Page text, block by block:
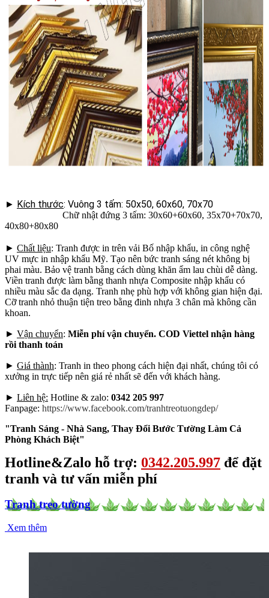
► Kích thước: Vuông 3 tấm: 50x50, 60x60, 70x70
Chữ nhật đứng 3 tấm: 30x60+60x60, 35x70+70x70,
40x80+80x80
► Chất liệu: Tranh được in trên vải Bố nhập khẩu, in công nghệ
UV mực in nhập khẩu Mỹ. Tạo nên bức tranh sáng nét không bị
phai màu. Bảo vệ tranh bằng cách dùng khăn ẩm lau chùi dễ dàng.
Viền tranh được làm bằng thanh nhựa Composite nhập khẩu có
nhiều màu sắc đa dạng. Tranh nhẹ phù hợp với không gian hiện đại.
Cỡ tranh nhỏ thuận tiện treo bằng đinh nhựa 3 chân mà không cần
khoan.
► Vận chuyển: Miễn phí vận chuyển. COD Viettel nhận hàng
rồi thanh toán
► Giá thành: Tranh in theo phong cách hiện đại nhất, chúng tôi có
xưởng in trực tiếp nên giá rẻ nhất sẽ đến với khách hàng.
► Liên hệ: Hotline & zalo: 0342 205 997
Fanpage: https://www.facebook.com/tranhtreotuongdep/
"Tranh Sáng - Nhà Sang, Thay Đổi Bước Tường Làm Cả
Phòng Khách Biệt"
Hotline&Zalo hỗ trợ: 0342.205.997 để đặt
tranh và tư vấn miễn phí
Tranh treo tường
Xem thêm